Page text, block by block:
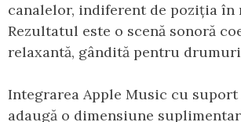
canalelor, indiferent de poziția în
Rezultatul este o scenă sonoră
relaxantă, gândită pentru
Integrarea Apple Music cu suport
adaugă o dimensiune